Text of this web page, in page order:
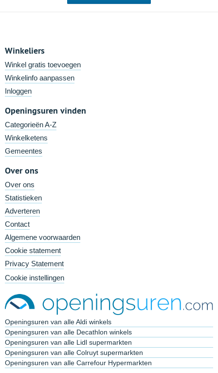
Winkeliers
Winkel gratis toevoegen
Winkelinfo aanpassen
Inloggen
Openingsuren vinden
Categorieën A-Z
Winkelketens
Gemeentes
Over ons
Over ons
Statistieken
Adverteren
Contact
Algemene voorwaarden
Cookie statement
Privacy Statement
Cookie instellingen
Openingsuren van alle Aldi winkels
Openingsuren van alle Decathlon winkels
Openingsuren van alle Lidl supermarkten
Openingsuren van alle Colruyt supermarkten
Openingsuren van alle Carrefour Hypermarkten